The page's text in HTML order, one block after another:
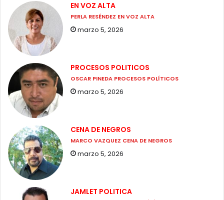
EN VOZ ALTA
PERLA RESÉNDEZ EN VOZ ALTA
marzo 5, 2026
PROCESOS POLITICOS
OSCAR PINEDA PROCESOS POLÍTICOS
marzo 5, 2026
CENA DE NEGROS
MARCO VAZQUEZ CENA DE NEGROS
marzo 5, 2026
JAMLET POLITICA